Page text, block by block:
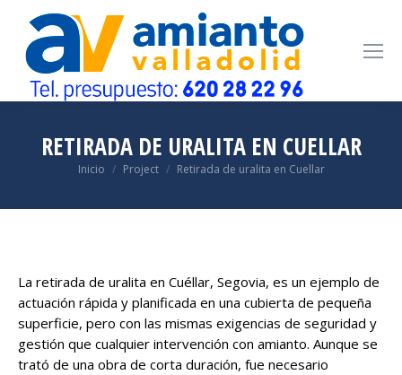
RETIRADA DE URALITA EN CUELLAR
Estás aquí:
Inicio Project Retirada de uralita en Cuellar
La retirada de uralita en Cuéllar, Segovia, es un ejemplo de
actuación rápida y planificada en una cubierta de pequeña
superficie, pero con las mismas exigencias de seguridad y
gestión que cualquier intervención con amianto. Aunque se
trató de una obra de corta duración, fue necesario